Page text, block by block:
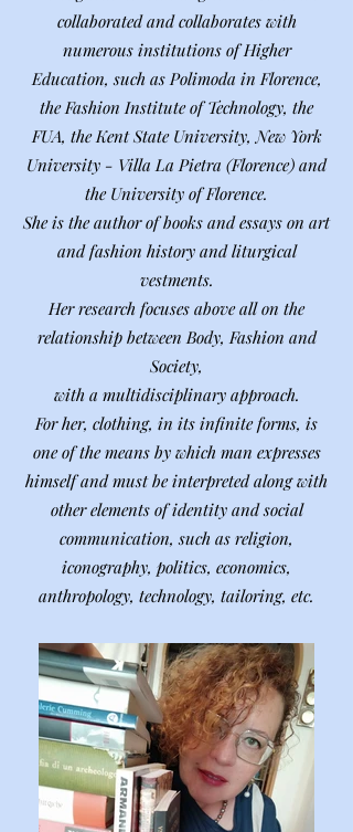
collaborated and collaborates with
numerous institutions of Higher
Education, such as Polimoda in Florence,
the Fashion Institute of Technology, the
FUA, the Kent State University, New York
University - Villa La Pietra (Florence) and
the University of Florence.
She is the author of books and essays on art
and fashion history and liturgical
vestments.
Her research focuses above all on the
relationship between Body, Fashion and
Society,
with a multidisciplinary approach.
For her, clothing, in its infinite forms, is
one of the means by which man expresses
himself and must be interpreted along with
other elements of identity and social
communication, such as religion,
iconography, politics, economics,
anthropology, technology, tailoring, etc.